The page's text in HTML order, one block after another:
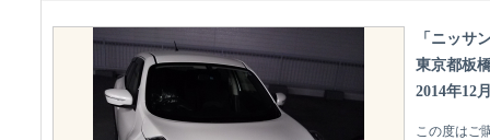
「ニッサ
東京都板
2014年12
この度はご